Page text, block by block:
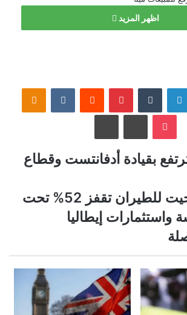
اظهر المزيد
لينكدإن بينتيريست
‫Pocket مشاركة عبر البريد طباعة
بقيادة أدفانتست وقطاع
خسائر إيزي جيت للطيران تقفز 52% تحت
إيطاليا